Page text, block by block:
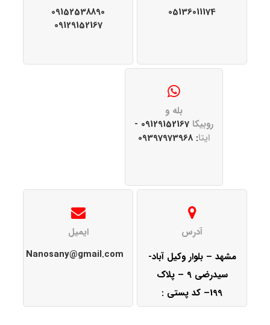
05136011174
09152538890
09129152167
بله و
روبیکا 09129152167 -
ایتا: 09397973968
آدرس
مشهد – بلوار وکیل آباد-
سیدرضی 9 – پلاک
199– کد پستی :
9188855447
ایمیل
Nanosany@gmail.com